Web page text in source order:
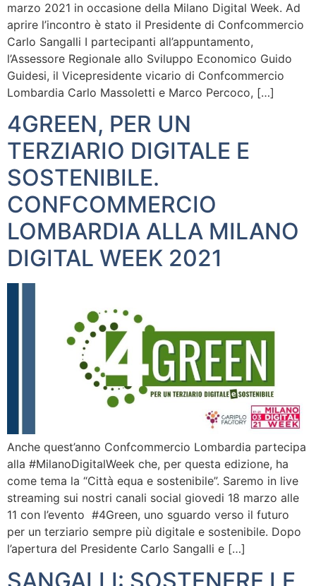
marzo 2021 in occasione della Milano Digital Week. Ad
aprire l’incontro è stato il Presidente di Confcommercio
Carlo Sangalli I partecipanti all’appuntamento,
l’Assessore Regionale allo Sviluppo Economico Guido
Guidesi, il Vicepresidente vicario di Confcommercio
Lombardia Carlo Massoletti e Marco Percoco, […]
4GREEN, PER UN
TERZIARIO DIGITALE E
SOSTENIBILE.
CONFCOMMERCIO
LOMBARDIA ALLA MILANO
DIGITAL WEEK 2021
Anche quest’anno Confcommercio Lombardia partecipa
alla #MilanoDigitalWeek che, per questa edizione, ha
come tema la “Città equa e sostenibile”. Saremo in live
streaming sui nostri canali social giovedi 18 marzo alle
11 con l’evento #4Green, uno sguardo verso il futuro
per un terziario sempre più digitale e sostenibile. Dopo
l’apertura del Presidente Carlo Sangalli e […]